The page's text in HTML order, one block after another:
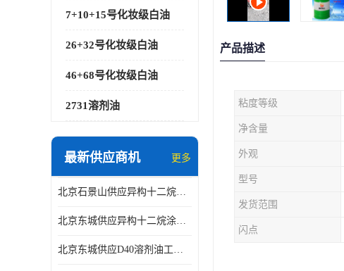
7+10+15号化妆级白油
26+32号化妆级白油
46+68号化妆级白油
2731溶剂油
最新供应商机 更多
北京石景山供应异构十二烷香精助剂
北京东城供应异构十二烷涂料胶粘油墨稀释剂
北京东城供应D40溶剂油工业金属清洗
产品描述
粘度等级
净含量
外观
型号
发货范围
闪点